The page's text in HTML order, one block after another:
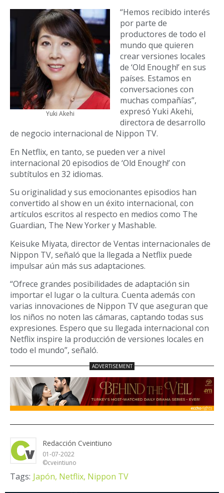
Yuki Akehi
“Hemos recibido interés
por parte de
productores de todo el
mundo que quieren
crear versiones locales
de ‘Old Enough!’ en sus
países. Estamos en
conversaciones con
muchas compañías”,
expresó Yuki Akehi,
directora de desarrollo
de negocio internacional de Nippon TV.
En Netflix, en tanto, se pueden ver a nivel
internacional 20 episodios de ‘Old Enough!’ con
subtítulos en 32 idiomas.
Su originalidad y sus emocionantes episodios han
convertido al show en un éxito internacional, con
artículos escritos al respecto en medios como The
Guardian, The New Yorker y Mashable.
Keisuke Miyata, director de Ventas internacionales de
Nippon TV, señaló que la llegada a Netflix puede
impulsar aún más sus adaptaciones.
“Ofrece grandes posibilidades de adaptación sin
importar el lugar o la cultura. Cuenta además con
varias innovaciones de Nippon TV que aseguran que
los niños no noten las cámaras, captando todas sus
expresiones. Espero que su llegada internacional con
Netflix inspire la producción de versiones locales en
todo el mundo”, señaló.
Redacción Cveintiuno
01-07-2022
©cveintiuno
Tags: Japón, Netflix, Nippon TV